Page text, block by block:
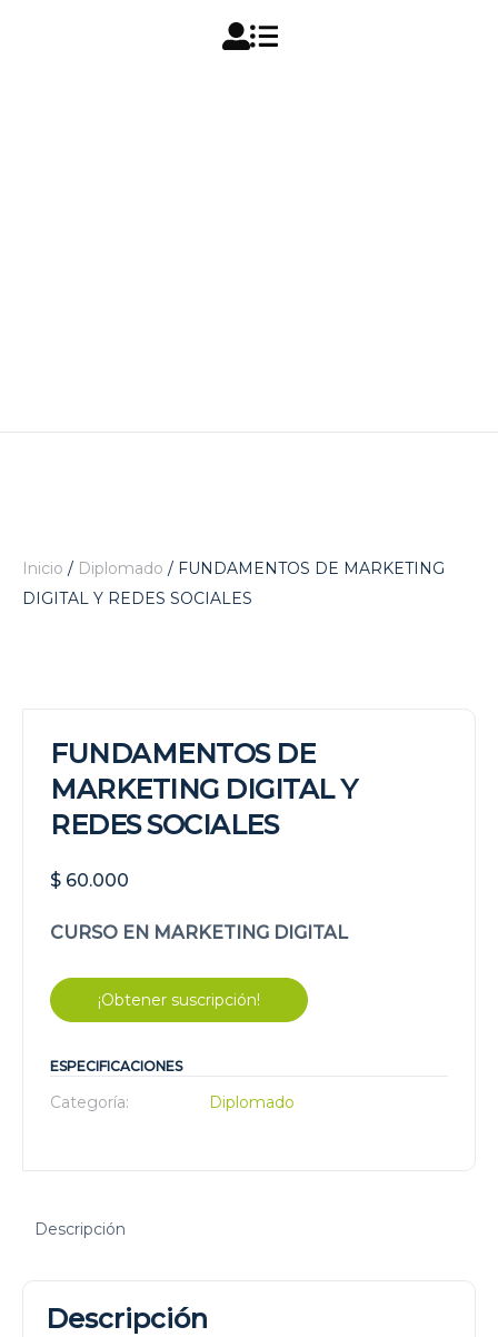
Inicio / Diplomado / FUNDAMENTOS DE MARKETING
DIGITAL Y REDES SOCIALES
FUNDAMENTOS DE
MARKETING DIGITAL Y
REDES SOCIALES
$ 60.000
CURSO EN MARKETING DIGITAL
¡Obtener suscripción!
ESPECIFICACIONES
Categoría: Diplomado
Descripción
Descripción